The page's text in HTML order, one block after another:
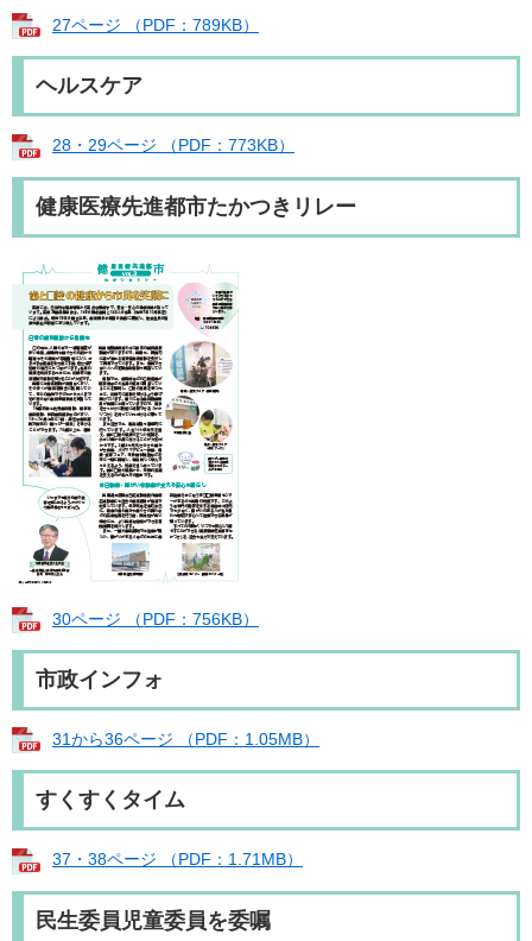
27ページ （PDF：789KB）
ヘルスケア
28・29ページ （PDF：773KB）
健康医療先進都市たかつきリレー
30ページ （PDF：756KB）
市政インフォ
31から36ページ （PDF：1.05MB）
すくすくタイム
37・38ページ （PDF：1.71MB）
民生委員児童委員を委嘱